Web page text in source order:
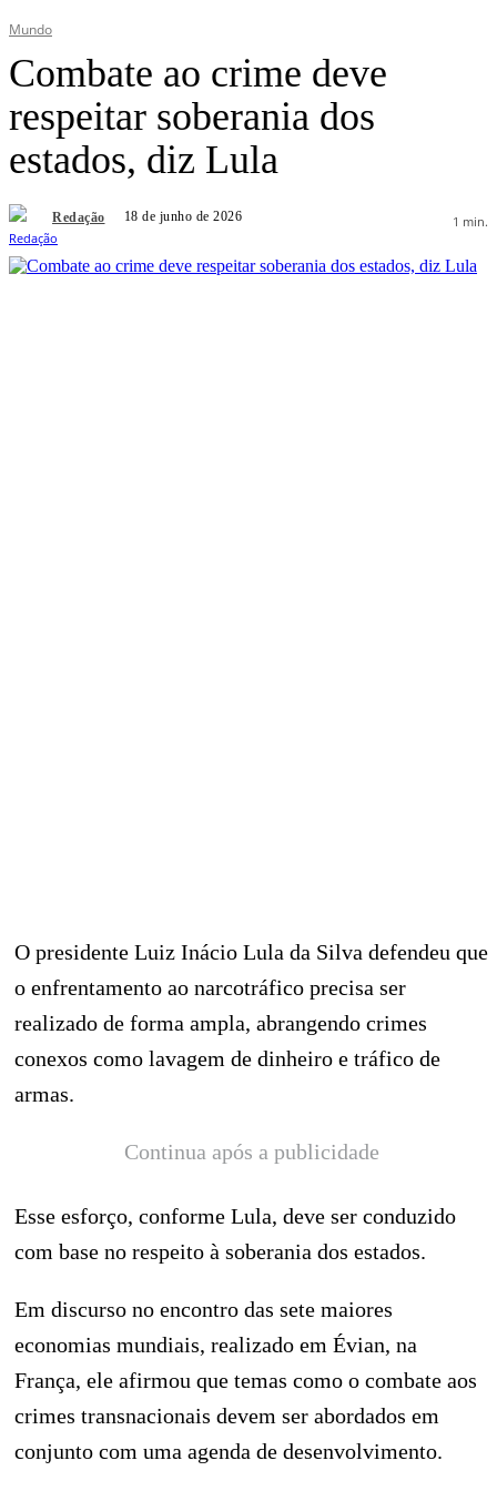
Mundo
Combate ao crime deve
respeitar soberania dos
estados, diz Lula
Redação 18 de junho de 2026 1 min.
O presidente Luiz Inácio Lula da Silva defendeu que
o enfrentamento ao narcotráfico precisa ser
realizado de forma ampla, abrangendo crimes
conexos como lavagem de dinheiro e tráfico de
armas.
Continua após a publicidade
Esse esforço, conforme Lula, deve ser conduzido
com base no respeito à soberania dos estados.
Em discurso no encontro das sete maiores
economias mundiais, realizado em Évian, na
França, ele afirmou que temas como o combate aos
crimes transnacionais devem ser abordados em
conjunto com uma agenda de desenvolvimento.